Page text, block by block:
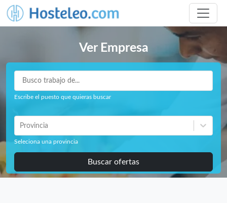
Ver Empresa
Escribe el puesto que quieras buscar
Provincia
Seleciona una provincia
Buscar ofertas